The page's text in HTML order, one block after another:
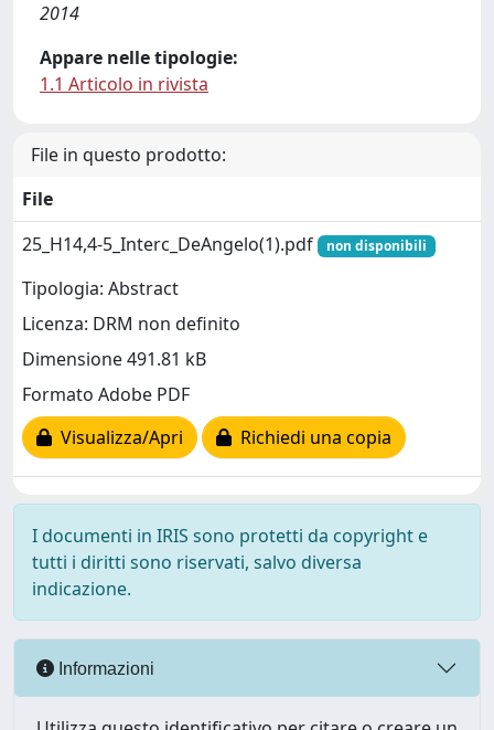
2014
Appare nelle tipologie:
1.1 Articolo in rivista
File in questo prodotto:
File
25_H14,4-5_Interc_DeAngelo(1).pdf
non disponibili
Tipologia: Abstract
Licenza: DRM non definito
Dimensione 491.81 kB
Formato Adobe PDF
Visualizza/Apri
Richiedi una copia
I documenti in IRIS sono protetti da copyright e
tutti i diritti sono riservati, salvo diversa
indicazione.
Informazioni